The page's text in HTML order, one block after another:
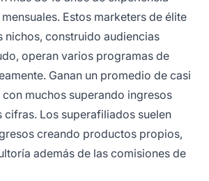
Estos marketers de élite
nichos, construido audiencias
operan varios programas de
Ganan un promedio de casi
muchos superando ingresos
cifras. Los superafiliados suelen
creando productos propios,
además de las comisiones de